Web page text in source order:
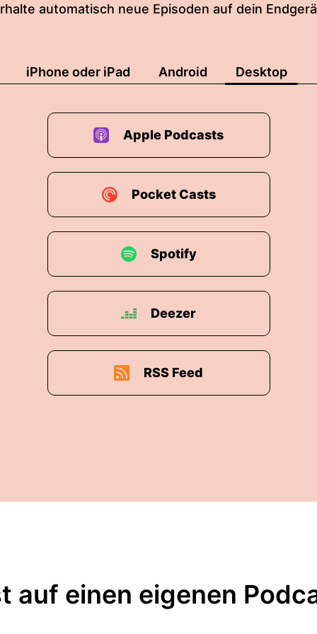
automatisch neue Episoden auf dein
iPhone oder iPad Android Desktop
Apple Podcasts
Pocket Casts
Spotify
Deezer
RSS Feed
auf einen eigenen